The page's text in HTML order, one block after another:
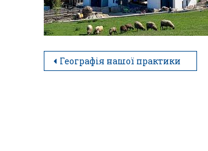
Географія нашої практики